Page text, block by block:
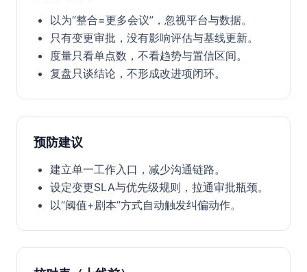
以为“整合=更多会议”，忽视平台与数据。
只有变更审批，没有影响评估与基线更新。
度量只看单点数，不看趋势与置信区间。
复盘只谈结论，不形成改进项闭环。
预防建议
建立单一工作入口，减少沟通链路。
设定变更SLA与优先级规则，拉通审批瓶颈。
以“阈值+剧本”方式自动触发纠偏动作。